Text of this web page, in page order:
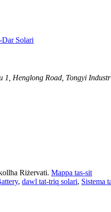
Dar Solari
Henglong Road, Tongyi
Riżervati. Mappa tas-sit
, dawl tat-triq solari, Sistema